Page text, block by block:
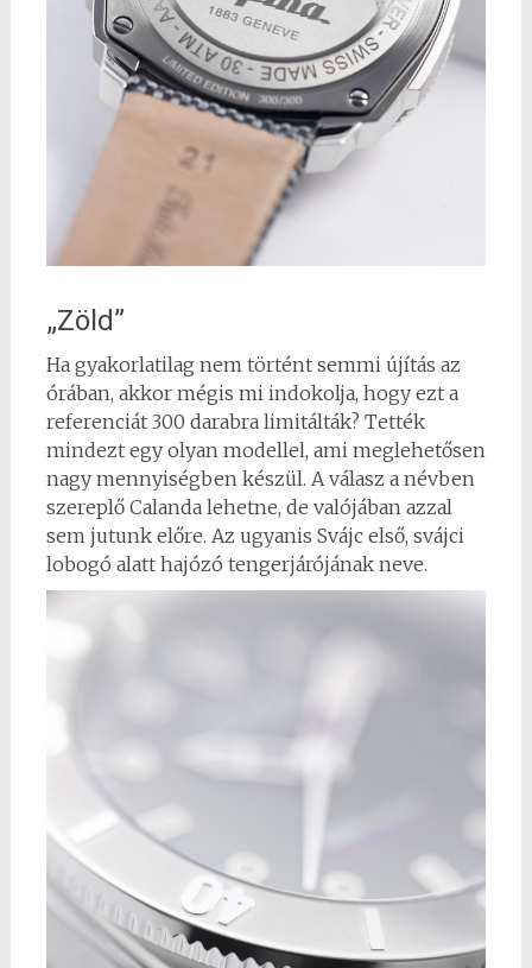
„Zöld”
Ha gyakorlatilag nem történt semmi újítás az
órában, akkor mégis mi indokolja, hogy ezt a
referenciát 300 darabra limitálták? Tették
mindezt egy olyan modellel, ami meglehetősen
nagy mennyiségben készül. A válasz a névben
szereplő Calanda lehetne, de valójában azzal
sem jutunk előre. Az ugyanis Svájc első, svájci
lobogó alatt hajózó tengerjárójának neve.